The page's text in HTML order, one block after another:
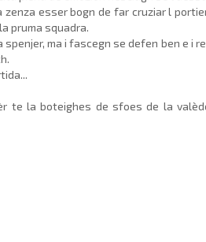
esser bogn de far cruziar l
pruma squadra.
ma i fascegn se defen ben e i
te la boteighes de sfoes de la